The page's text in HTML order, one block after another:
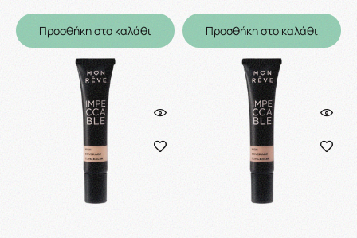
Προσθήκη στο καλάθι Προσθήκη στο καλάθι